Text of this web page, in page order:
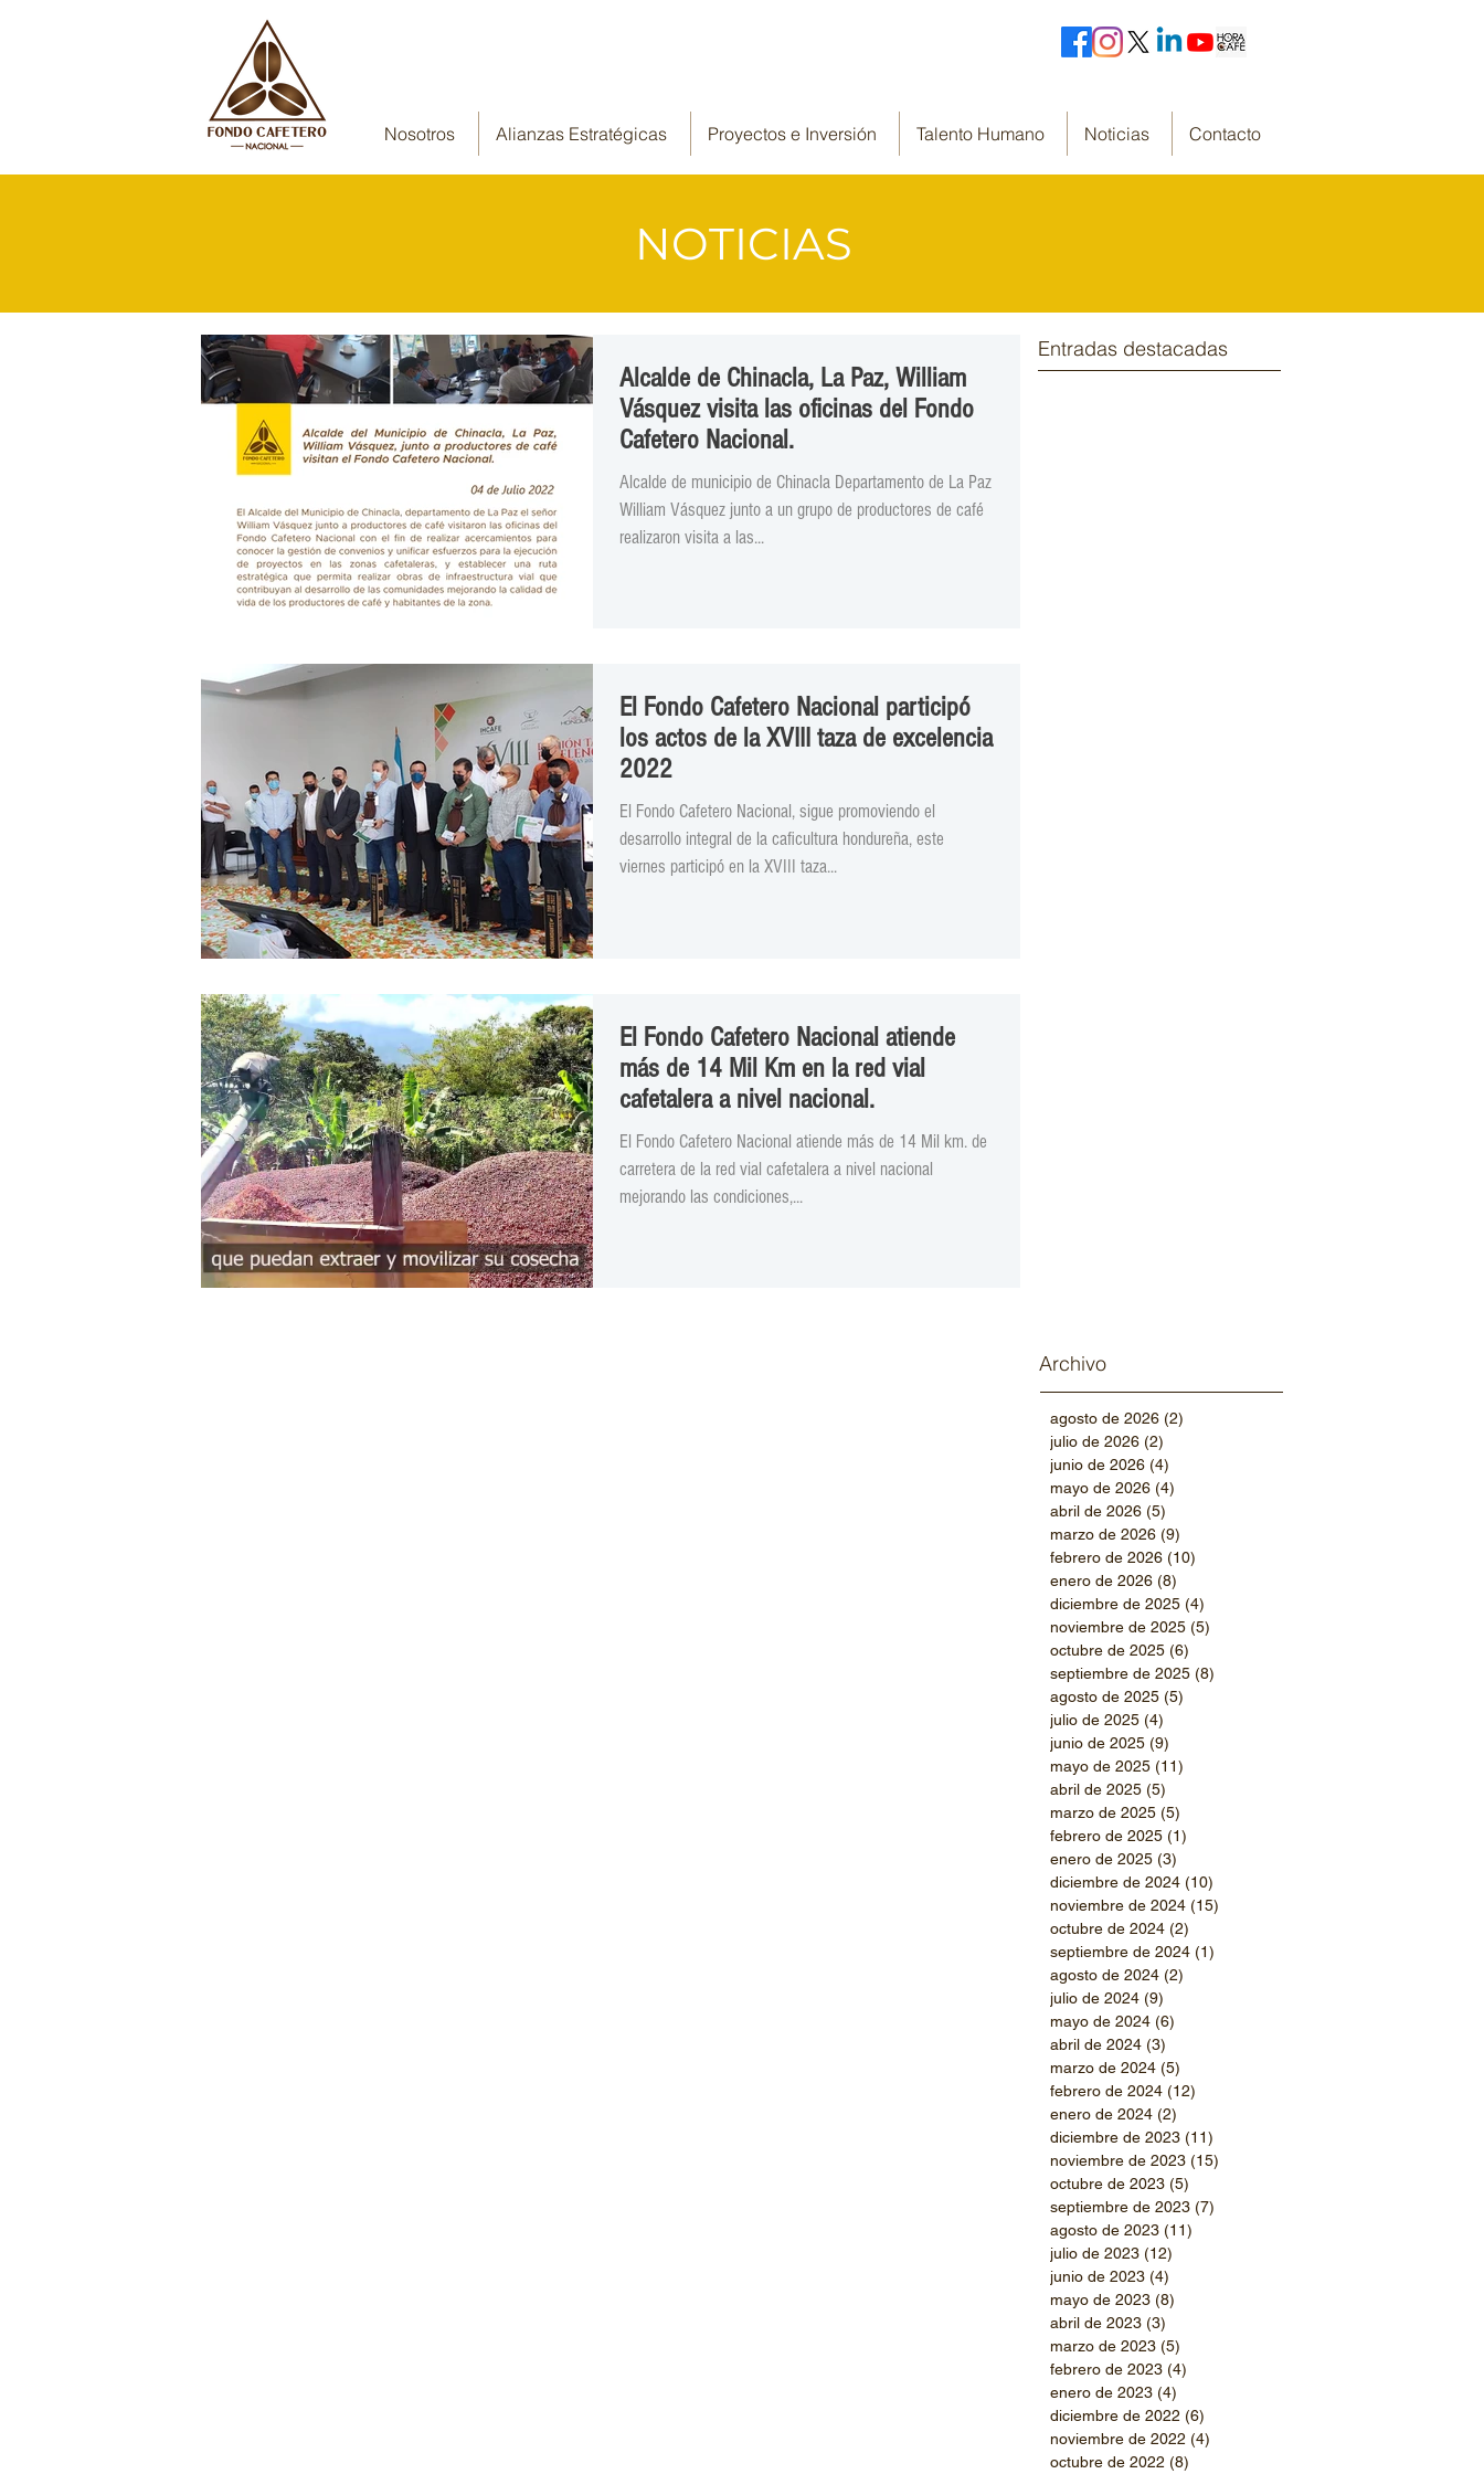
Nosotros Alianzas Estratégicas Proyectos e Inversión Talento Humano Noticias Contacto
NOTICIAS
Alcalde de Chinacla, La Paz, William
Vásquez visita las oficinas del Fondo
Cafetero Nacional.
Alcalde de municipio de Chinacla Departamento de La Paz
William Vásquez junto a un grupo de productores de café
realizaron visita a las...
El Fondo Cafetero Nacional participó
los actos de la XVIII taza de excelencia
2022
El Fondo Cafetero Nacional, sigue promoviendo el
desarrollo integral de la caficultura hondureña, este
viernes participó en la XVIII taza...
El Fondo Cafetero Nacional atiende
más de 14 Mil Km en la red vial
cafetalera a nivel nacional.
El Fondo Cafetero Nacional atiende más de 14 Mil km. de
carretera de la red vial cafetalera a nivel nacional
mejorando las condiciones,...
Entradas destacadas
Archivo
agosto de 2026 (2)
julio de 2026 (2)
junio de 2026 (4)
mayo de 2026 (4)
abril de 2026 (5)
marzo de 2026 (9)
febrero de 2026 (10)
enero de 2026 (8)
diciembre de 2025 (4)
noviembre de 2025 (5)
octubre de 2025 (6)
septiembre de 2025 (8)
agosto de 2025 (5)
julio de 2025 (4)
junio de 2025 (9)
mayo de 2025 (11)
abril de 2025 (5)
marzo de 2025 (5)
febrero de 2025 (1)
enero de 2025 (3)
diciembre de 2024 (10)
noviembre de 2024 (15)
octubre de 2024 (2)
septiembre de 2024 (1)
agosto de 2024 (2)
julio de 2024 (9)
mayo de 2024 (6)
abril de 2024 (3)
marzo de 2024 (5)
febrero de 2024 (12)
enero de 2024 (2)
diciembre de 2023 (11)
noviembre de 2023 (15)
octubre de 2023 (5)
septiembre de 2023 (7)
agosto de 2023 (11)
julio de 2023 (12)
junio de 2023 (4)
mayo de 2023 (8)
abril de 2023 (3)
marzo de 2023 (5)
febrero de 2023 (4)
enero de 2023 (4)
diciembre de 2022 (6)
noviembre de 2022 (4)
octubre de 2022 (8)